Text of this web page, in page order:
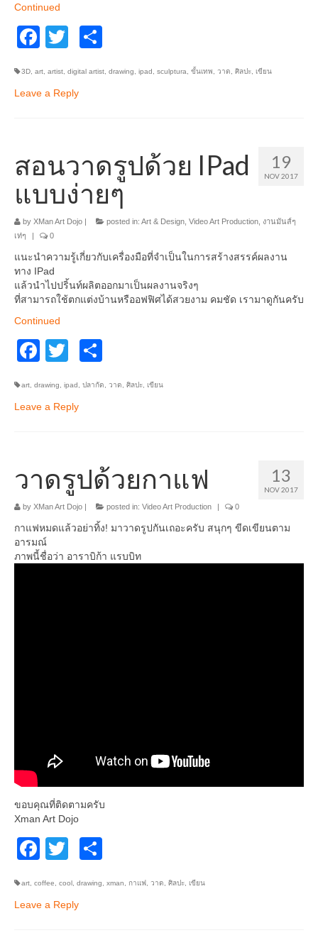
Continued
Facebook
Twitter
3D art artist digital artist drawing ipad sculptura ขั้นเทพ วาด ศิลปะ เขียน
Leave a Reply
19
NOV 2017
สอนวาดรูปด้วย IPad
แบบง่ายๆ
by XMan Art Dojo | posted in: Art & Design Video Art Production งานมันส์ๆ
เท่ๆ
| 0
แนะนำความรู้เกี่ยวกับเครื่องมือที่จำเป็นในการสร้างสรรค์ผลงาน
ทาง IPad
แล้วนำไปปริ้นท์ผลิตออกมาเป็นผลงานจริงๆ
ที่สามารถใช้ตกแต่งบ้านหรืออฟฟิศได้สวยงาม คมชัด เรามาดูกันครับ
Continued
Facebook
Twitter
art drawing ipad ปลากัด วาด ศิลปะ เขียน
Leave a Reply
13
NOV 2017
วาดรูปด้วยกาแฟ
by XMan Art Dojo | posted in: Video Art Production | 0
กาแฟหมดแล้วอย่าทิ้ง! มาวาดรูปกันเถอะครับ สนุกๆ ขีดเขียนตาม
อารมณ์
ภาพนี้ชื่อว่า อาราบิก้า แรบบิท
ขอบคุณที่ติดตามครับ
Xman Art Dojo
Facebook
Twitter
art coffee cool drawing xman กาแฟ วาด ศิลปะ เขียน
Leave a Reply